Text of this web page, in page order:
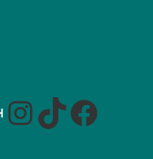
Instagram
TikTok